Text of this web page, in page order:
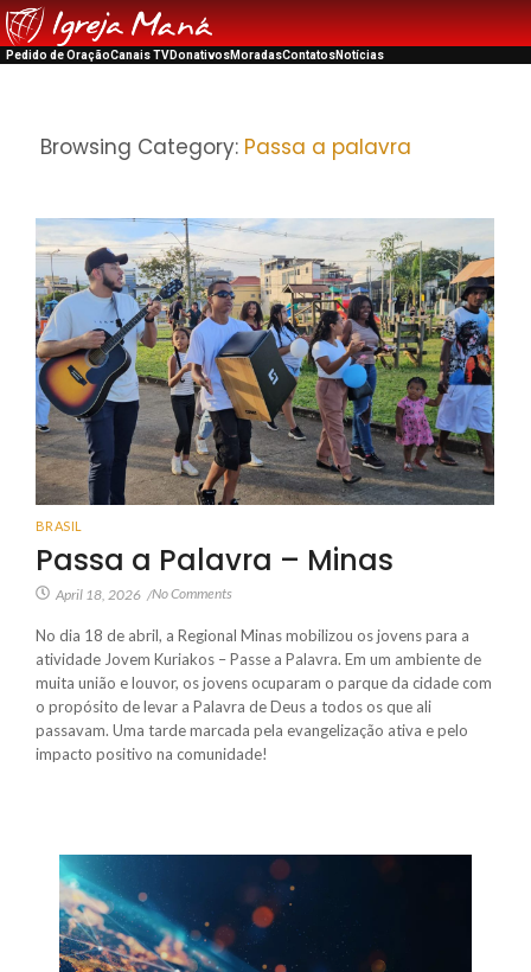
Pedido de OraçãoCanais TVDonativosMoradasContatosNotícias
Browsing Category: Passa a palavra
BRASIL
Passa a Palavra – Minas
April 18, 2026 /No Comments
No dia 18 de abril, a Regional Minas mobilizou os jovens para a
atividade Jovem Kuriakos – Passe a Palavra. Em um ambiente de
muita união e louvor, os jovens ocuparam o parque da cidade com
o propósito de levar a Palavra de Deus a todos os que ali
passavam. Uma tarde marcada pela evangelização ativa e pelo
impacto positivo na comunidade!